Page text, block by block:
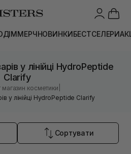
ДІММЕРЧНОВИНКИБЕСТСЕЛЕРИ
у лінійці HydroPeptide
Clarify
магазин косметики
у лінійці HydroPeptide Clarify
Сортувати